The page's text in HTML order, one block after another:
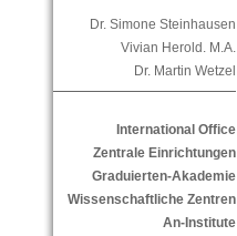
Dr. Simone Steinhausen
Vivian Herold. M.A.
Dr. Martin Wetzel
International Office
Zentrale Einrichtungen
Graduierten-Akademie
Wissenschaftliche Zentren
An-Institute